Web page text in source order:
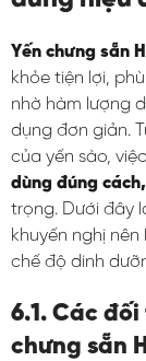
Yến chưng sẵn
khỏe tiện lợi,
nhờ hàm lượng
dụng đơn giản.
của yến sào,
dùng đúng
trọng. Dưới đây
khuyến nghị
chế độ dinh
6.1. Các
chưng sẵn